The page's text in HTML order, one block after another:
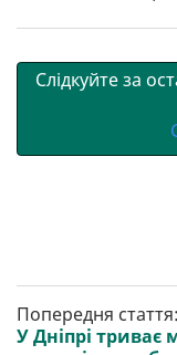
Слідкуйте за
Попередня стаття:
У Дніпрі триває